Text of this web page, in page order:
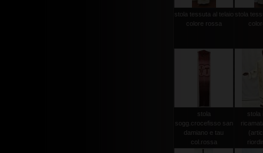
stola tessuta al telaio
colore rossa
stola
stola
sogg.crocefisso san
damiano e tau
col.rossa
stola